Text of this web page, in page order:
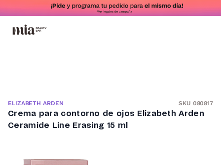
ELIZABETH ARDEN SKU 080817
Crema para contorno de ojos Elizabeth Arden
Ceramide Line Erasing 15 ml